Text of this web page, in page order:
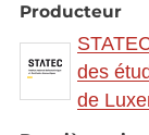
Déchets
Etat
Producteur
des
de